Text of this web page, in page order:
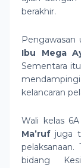
berakhir.
Pengawasan
Ibu Mega
Sementara
kelancaran
Wali kelas 6A
Ma’ruf juga
pelaksanaan.
bidang